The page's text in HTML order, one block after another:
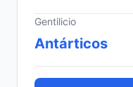
Gentilicio
Antárticos